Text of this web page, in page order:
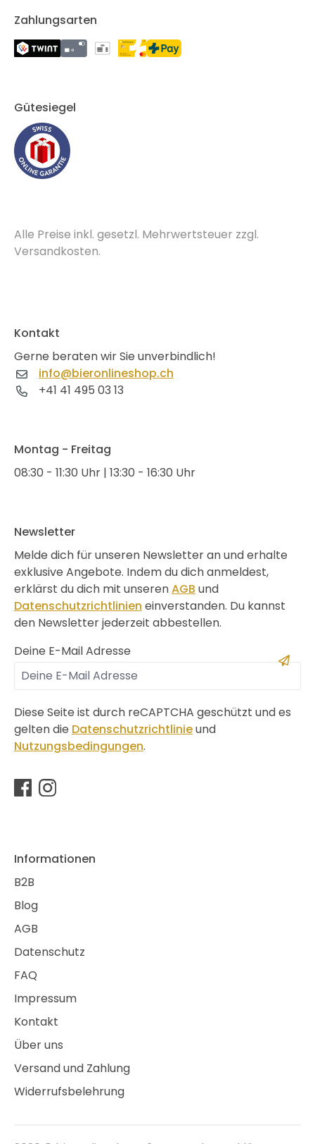
Zahlungsarten
Gütesiegel
Alle Preise inkl. gesetzl. Mehrwertsteuer zzgl.
Versandkosten.
Kontakt
Gerne beraten wir Sie unverbindlich!
info@bieronlineshop.ch
+41 41 495 03 13
Montag - Freitag
08:30 - 11:30 Uhr | 13:30 - 16:30 Uhr
Newsletter
Melde dich für unseren Newsletter an und erhalte
exklusive Angebote. Indem du dich anmeldest,
erklärst du dich mit unserenAGB und
Datenschutzrichtlinien einverstanden. Du kannst
den Newsletter jederzeit abbestellen.
Deine E-Mail Adresse
Diese Seite ist durch reCAPTCHA geschützt und es
gelten die Datenschutzrichtlinieund
Nutzungsbedingungen.
Informationen
B2B
Blog
AGB
Datenschutz
FAQ
Impressum
Kontakt
Über uns
Versand und Zahlung
Widerrufsbelehrung